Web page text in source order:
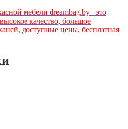
мебели dreambag.by‒ это
качество, большое
доступные цены, бесплатная